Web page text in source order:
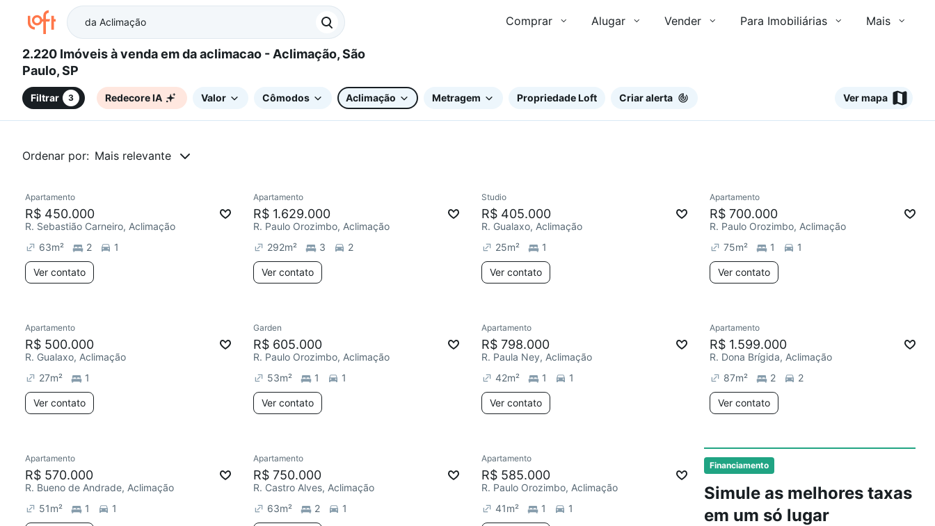
Comprar Alugar Vender Para Imobiliárias Mais
2.220 Imóveis à venda em da aclimacao - Aclimação, São
Paulo, SP
Filtrar 3 Redecore IA Valor Cômodos Aclimação Metragem Propriedade Loft Criar alerta Ver mapa
Ordenar por: Mais relevante
Financiamento
Simule as melhores taxas
em um só lugar
Redecorar
Apartamento
R$ 450.000
R. Sebastião Carneiro, Aclimação
63m² 2 1
Ver contato
Apartamento
R$ 1.629.000
R. Paulo Orozimbo, Aclimação
292m² 3 2
Ver contato
Studio
R$ 405.000
R. Gualaxo, Aclimação
25m² 1
Ver contato
Redecorar
Apartamento
R$ 700.000
R. Paulo Orozimbo, Aclimação
75m² 1 1
Ver contato
Redecorar
Apartamento
R$ 500.000
R. Gualaxo, Aclimação
27m² 1
Ver contato
Redecorar
Garden
R$ 605.000
R. Paulo Orozimbo, Aclimação
53m² 1 1
Ver contato
Redecorar
Apartamento
R$ 798.000
R. Paula Ney, Aclimação
42m² 1 1
Ver contato
Redecorar
Apartamento
R$ 1.599.000
R. Dona Brígida, Aclimação
87m² 2 2
Ver contato
Redecorar
Ver
Apartamento
R$ 570.000
R. Bueno de Andrade, Aclimação
51m² 1 1
Redecorar
Apartamento
R$ 750.000
R. Castro Alves, Aclimação
63m² 2 1
Redecorar
Apartamento
R$ 585.000
R. Paulo Orozimbo, Aclimação
41m² 1 1